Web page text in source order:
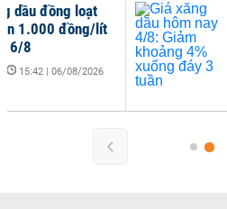
dầu đồng loạt
1.000 đồng/lít
6/8
15:42 | 06/08/2026